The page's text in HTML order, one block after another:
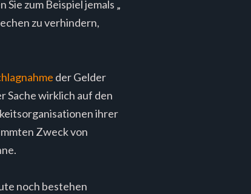
zum Beispiel jemals „
zu verhindern,
der Gelder
Sache wirklich auf den
ihrer
Zweck von
noch bestehen